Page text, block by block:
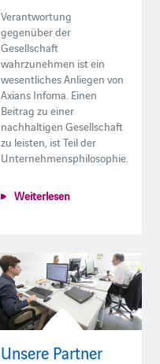
Verantwortung
gegenüber der
Gesellschaft
wahrzunehmen ist ein
wesentliches Anliegen von
Axians Infoma. Einen
Beitrag zu einer
nachhaltigen Gesellschaft
zu leisten, ist Teil der
Unternehmensphilosophie.
Weiterlesen
Unsere Partner